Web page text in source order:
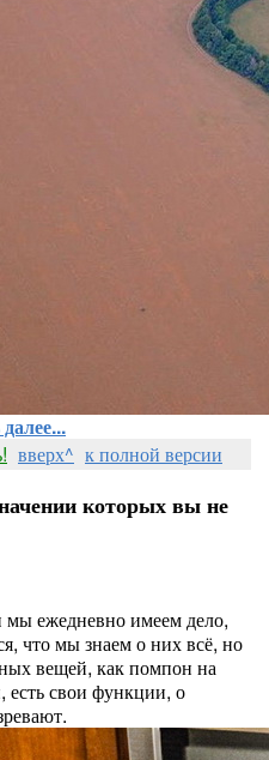
вверх^ к полной версии
которых вы не
ежедневно имеем дело,
что мы знаем о них всё, но
вещей, как помпон на
свои функции, о